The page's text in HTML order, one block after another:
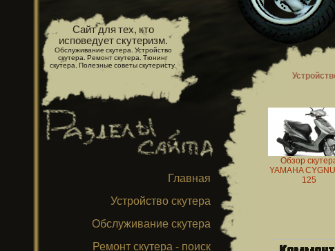
Сайт для тех, кто
исповедует скутеризм.
Обслуживание скутера. Устройство
скутера. Ремонт скутера. Тюнинг
скутера. Полезные советы скутеристу.
Главная
Устройство скутера
Обслуживание скутера
Ремонт скутера - поиск
Обзор
YAMAHA
125